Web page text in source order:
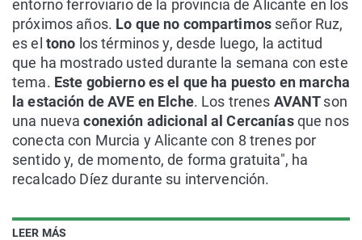
LEER MÁS
entorno ferroviario de la provincia de Alicante en los
próximos años. Lo que no compartimos señor Ruz,
es el tono los términos y, desde luego, la actitud
que ha mostrado usted durante la semana con este
tema. Este gobierno es el que ha puesto en marcha
la estación de AVE en Elche. Los trenes AVANTson
una nueva conexión adicional al Cercaníasque nos
conecta con Murcia y Alicante con 8 trenes por
sentido y, de momento, de forma gratuita", ha
recalcado Díez durante su intervención.